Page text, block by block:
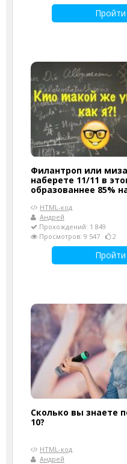
Пройти
Филантроп или
наберете 11/11 в
образованнее 85%
HTML-код
Андрей
Прохождений: 1 849
Просмотров: 9 547
2
Пройти
Сколько вы знаете
10?
HTML-код
Андрей